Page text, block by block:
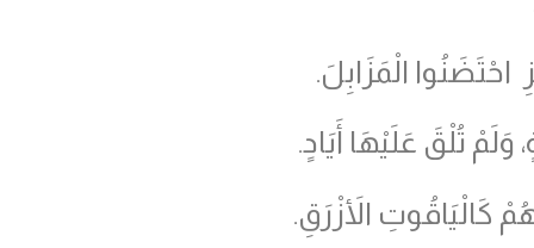
احْتَضَنُوا الْمَزَابِلَ.
تُلْقَ عَلَيْهَا أَيَادٍ.
كَالْيَاقُوتِ الأَزْرَقِ.